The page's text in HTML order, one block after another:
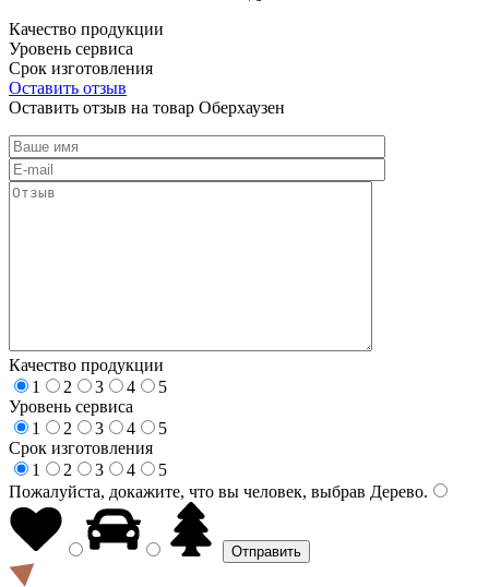
Качество продукции
Уровень сервиса
Срок изготовления
Оставить отзыв
Оставить отзыв на товар Оберхаузен
Качество продукции
1
2 3 4
5
Уровень сервиса
1
2 3 4
5
Срок изготовления
1
2 3 4
5
Пожалуйста, докажите, что вы человек, выбрав Дерево.